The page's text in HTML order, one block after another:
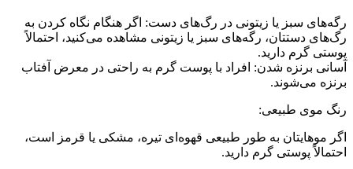
رگه‌های سبز یا زیتونی در رگ‌های دست: اگر هنگام نگاه کردن به
رگ‌های دستتان، رگه‌های سبز یا زیتونی مشاهده می‌کنید، احتمالاً
پوستی گرم دارید.
آسانی برنزه شدن: افراد با پوست گرم به راحتی در معرض آفتاب
برنزه می‌شوند.
رنگ موی طبیعی:
اگر موهایتان به طور طبیعی قهوه‌ای تیره، مشکی یا قرمز است،
احتمالاً پوستی گرم دارید.